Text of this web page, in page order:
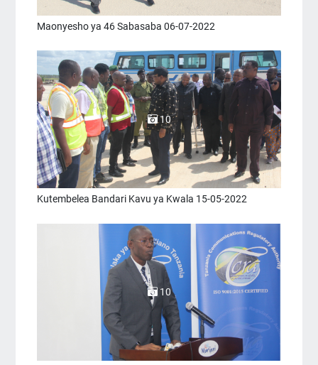
Maonyesho ya 46 Sabasaba 06-07-2022
10
Kutembelea Bandari Kavu ya Kwala 15-05-2022
10